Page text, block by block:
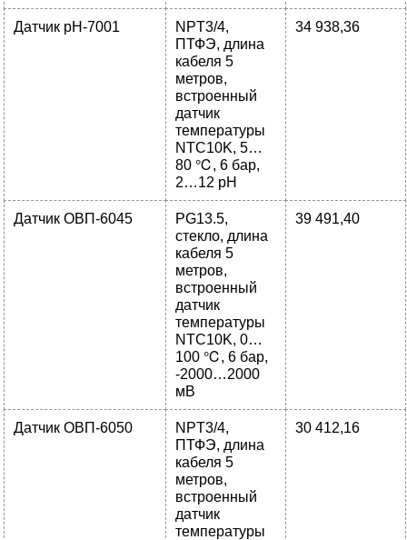
Датчик pH-7001
NPT3/4,
ПТФЭ, длина
кабеля 5
метров,
встроенный
датчик
температуры
NTC10K, 5…
80 ℃, 6 бар,
2…12 pH
34 938,36
Датчик ОВП-6045
PG13.5,
стекло, длина
кабеля 5
метров,
встроенный
датчик
температуры
NTC10K, 0…
100 ℃, 6 бар,
-2000…2000
мВ
39 491,40
Датчик ОВП-6050
NPT3/4,
ПТФЭ, длина
кабеля 5
метров,
встроенный
датчик
температуры
30 412,16